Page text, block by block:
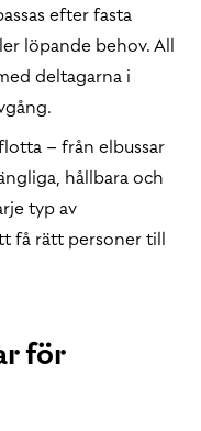
efter fasta
löpande behov. All
deltagarna i
– från elbussar
hållbara och
typ av
få rätt personer till
för